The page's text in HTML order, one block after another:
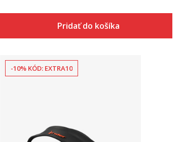
Pridať do košíka
Porovnaj
-10% KÓD: EXTRA10